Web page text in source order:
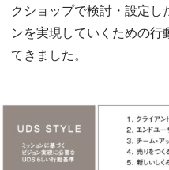
クショップで検討・設定
ンを実現していくための
てきました。